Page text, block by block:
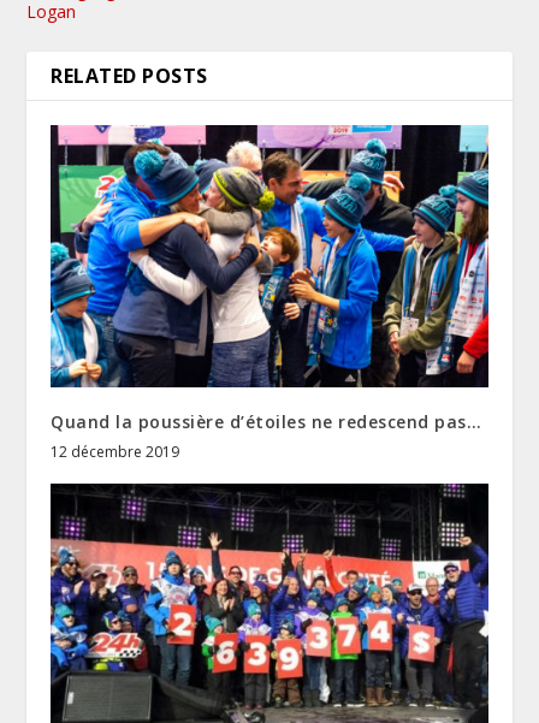
Logan
RELATED POSTS
Quand la poussière d’étoiles ne redescend pas…
12 décembre 2019